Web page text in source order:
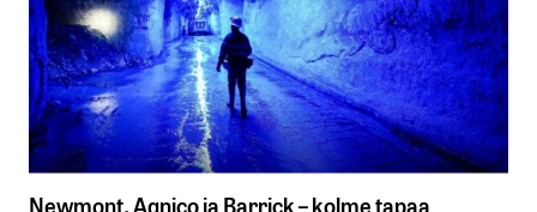
Newmont, Agnico ja Barrick – kolme tapaa